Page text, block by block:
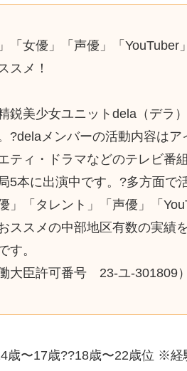
「女優」「声優」「
スメ！
鋭美少女ユニットdela（デラ
?delaメンバーの活動内容は
ティ・ドラマなどのテレビ番
5本に出演中です。?多方面で
」「タレント」「声優」「
ススメの中部地区有数の実績
す。
大臣許可番号 23-ユ‐301809）
歳〜17歳??18歳〜22歳位 ※